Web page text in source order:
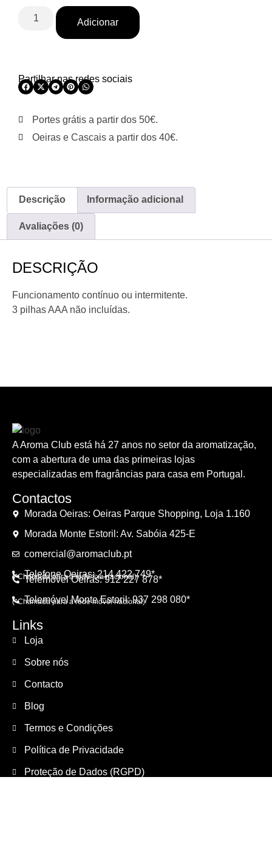
Adicionar
Partilhar nas redes sociais
Portes grátis a partir dos 50€.
Oeiras e Cascais a partir dos 40€.
Descrição Informação adicional
Avaliações (0)
DESCRIÇÃO
Funcionamento contínuo ou intermitente.
3 pilhas AAA não incluídas.
A Aroma Club está há 27 anos no setor da aromatização,
com a abertura de uma das primeiras lojas
especializadas em fragrâncias para casa em Portugal.
Contactos
Morada Oeiras: Oeiras Parque Shopping, Loja 1.160
Morada Monte Estoril: Av. Sabóia 425-E
comercial@aromaclub.pt
Telefone Oeiras: 214 422 749*
(*Chamada para a rede fixa nacional)
Telemóvel Oeiras: 912 227 878*
Telemóvel Monte Estoril: 937 298 080*
(*Chamada para a rede móvel nacional)
Links
Loja
Sobre nós
Contacto
Blog
Termos e Condições
Política de Privacidade
Proteção de Dados (RGPD)